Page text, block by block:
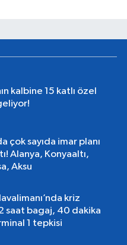
kalbine 15 katlı özel
çok sayıda imar planı
Alanya, Konyaaltı,
Aksu
kriz
saat bagaj, 40 dakika
1 tepkisi